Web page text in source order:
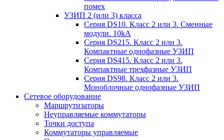
помех
УЗИП 2 (или 3) класса
Серия DS10. Класс 2 или 3. Сменные
модули. 10kA
Серия DS215. Класс 2 или 3.
Компактные однофазные УЗИП
Серия DS415. Класс 2 или 3.
Компактные трехфазные УЗИП
Серия DS98. Класс 2 или 3.
Моноблочные однофазные УЗИП
Сетевое оборудование
Маршрутизаторы
Неуправляемые коммутаторы
Точки доступа
Коммутаторы управляемые